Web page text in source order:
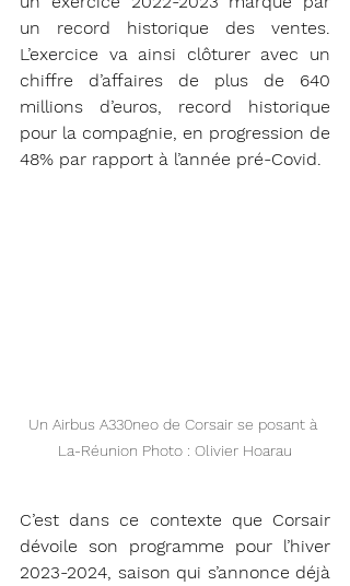
un record historique des ventes.
L’exercice va ainsi clôturer avec un
chiffre d’affaires de plus de 640
millions d’euros, record historique
pour la compagnie, en progression de
48% par rapport à l’année pré-Covid.
Un Airbus A330neo de Corsair se posant à
La-Réunion Photo : Olivier Hoarau
C’est dans ce contexte que Corsair
dévoile son programme pour l’hiver
2023-2024, saison qui s’annonce déjà